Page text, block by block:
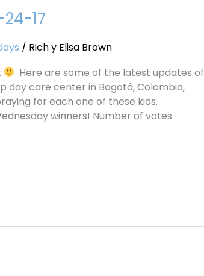
17
/ Rich y Elisa Brown
Here are some of the latest updates of
day care center in Bogotá, Colombia,
for each one of these kids.
winners! Number of votes